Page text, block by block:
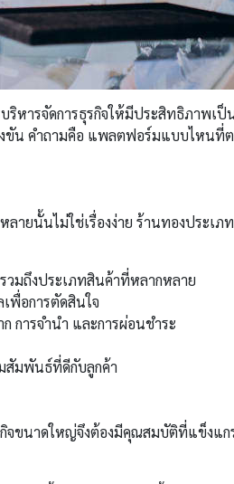
ารจัดการธุรกิจให้มีประสิทธิภาพเป็
ขัน คำถามคือ แพลตฟอร์มแบบไหนที่
ยนั้นไม่ใช่เรื่องง่าย ร้านทองประเ
วมถึงประเภทสินค้าที่หลากหลาย
พื่อการตัดสินใจ
การจำนำ และการผ่อนชำระ
สัมพันธ์ที่ดีกับลูกค้า
ขนาดใหญ่จึงต้องมีคุณสมบัติที่แข็งแก